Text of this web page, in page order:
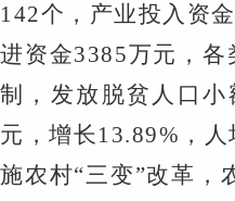
142个，产业投入资
进资金3385万元，
制，发放脱贫人口
元，增长13.89%，
施农村“三变”改革，